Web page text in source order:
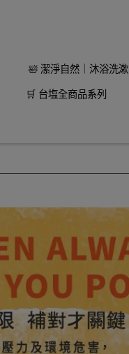
🛀 潔淨自然｜沐浴洗漱
🛒 台塩全商品系列